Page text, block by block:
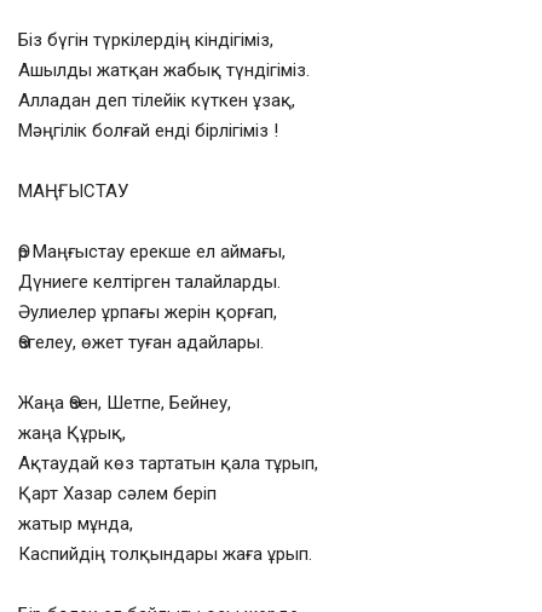
Біз бүгін түркілердің кіндігіміз,
Ашылды жатқан жабық түндігіміз.
Алладан деп тілейік күткен ұзақ,
Мәңгілік болғай енді бірлігіміз !
МАҢҒЫСТАУ
Өр Маңғыстау ерекше ел аймағы,
Дүниеге келтірген талайларды.
Әулиелер ұрпағы жерін қорғап,
Өзгелеу, өжет туған адайлары.
Жаңа Өзен, Шетпе, Бейнеу,
жаңа Құрық,
Ақтаудай көз тартатын қала тұрып,
Қарт Хазар сәлем беріп
жатыр мұнда,
Каспийдің толқындары жаға ұрып.